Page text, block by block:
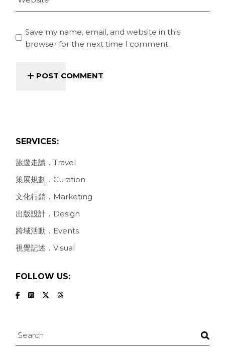
Save my name, email, and website in this
browser for the next time I comment.
POST COMMENT
SERVICES:
旅遊走讀．Travel
策展規劃．Curation
文化行銷．Marketing
出版設計．Design
跨域活動．Events
視覺記述．Visual
FOLLOW US:
Search